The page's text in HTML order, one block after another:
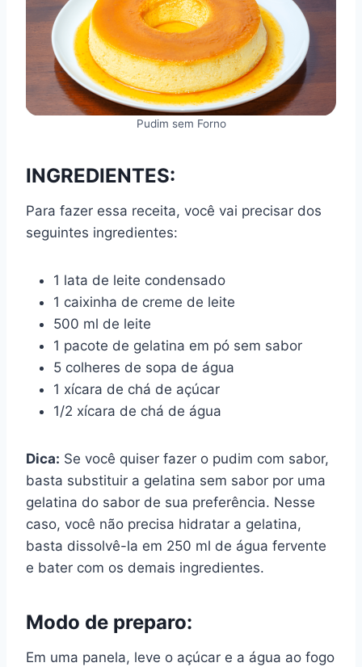
Pudim sem Forno
INGREDIENTES:
Para fazer essa receita, você vai precisar dos
seguintes ingredientes:
1 lata de leite condensado
1 caixinha de creme de leite
500 ml de leite
1 pacote de gelatina em pó sem sabor
5 colheres de sopa de água
1 xícara de chá de açúcar
1/2 xícara de chá de água
Dica: Se você quiser fazer o pudim com sabor,
basta substituir a gelatina sem sabor por uma
gelatina do sabor de sua preferência. Nesse
caso, você não precisa hidratar a gelatina,
basta dissolvê-la em 250 ml de água fervente
e bater com os demais ingredientes.
Modo de preparo:
Em uma panela, leve o açúcar e a água ao fogo